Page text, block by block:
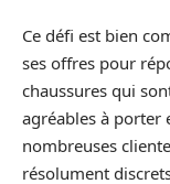
Ce défi est bien
ses offres pour
chaussures qui
agréables à porter
nombreuses
résolument